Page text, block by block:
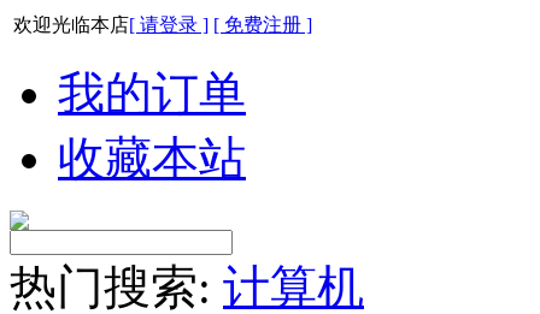
欢迎光临本店[ 请登录 ] [ 免费注册 ]
我的订单
收藏本站
热门搜索: 计算机